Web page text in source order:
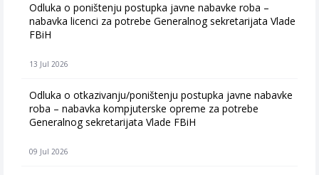
Odluka o poništenju postupka javne nabavke roba –
nabavka licenci za potrebe Generalnog sekretarijata Vlade
FBiH
13 Jul 2026
Odluka o otkazivanju/poništenju postupka javne nabavke
roba – nabavka kompjuterske opreme za potrebe
Generalnog sekretarijata Vlade FBiH
09 Jul 2026